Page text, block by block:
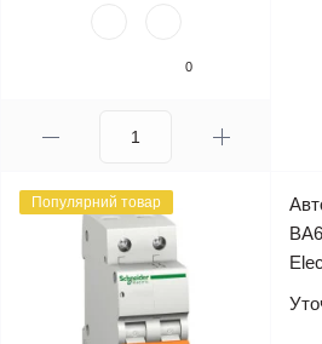
0
Популярний товар